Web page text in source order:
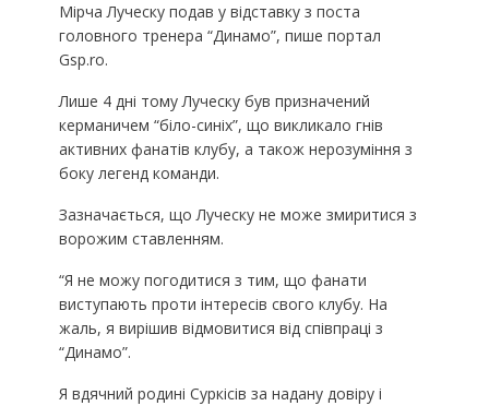
Мірча Луческу подав у відставку з поста
головного тренера “Динамо”, пише портал
Gsp.ro.
Лише 4 дні тому Луческу був призначений
керманичем “біло-синіх”, що викликало гнів
активних фанатів клубу, а також нерозуміння з
боку легенд команди.
Зазначається, що Луческу не може змиритися з
ворожим ставленням.
“Я не можу погодитися з тим, що фанати
виступають проти інтересів свого клубу. На
жаль, я вирішив відмовитися від співпраці з
“Динамо”.
Я вдячний родині Суркісів за надану довіру і